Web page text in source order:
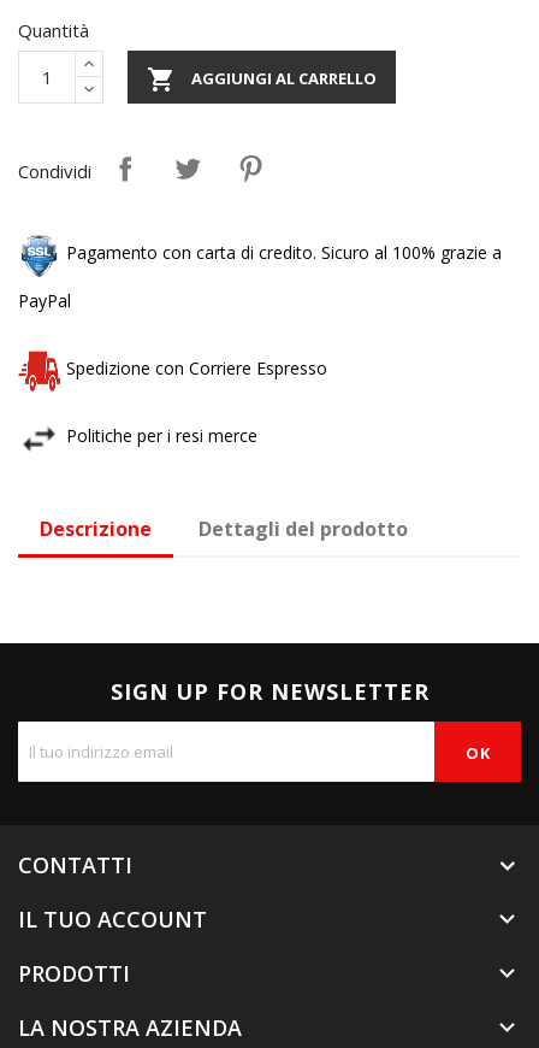
Quantità
 AGGIUNGI AL CARRELLO
Condividi
Pagamento con carta di credito. Sicuro al 100% grazie a
PayPal
Spedizione con Corriere Espresso
Politiche per i resi merce
Descrizione Dettagli del prodotto
SIGN UP FOR NEWSLETTER
CONTATTI
IL TUO ACCOUNT

PRODOTTI 
LA NOSTRA AZIENDA 